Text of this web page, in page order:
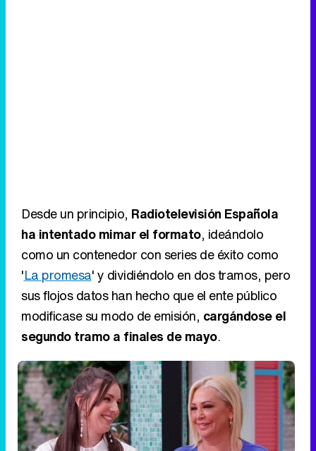
Desde un principio, Radiotelevisión Española
ha intentado mimar el formato, ideándolo
como un contenedor con series de éxito como
'La promesa' y dividiéndolo en dos tramos, pero
sus flojos datos han hecho que el ente público
modificase su modo de emisión, cargándose el
segundo tramo a finales de mayo.